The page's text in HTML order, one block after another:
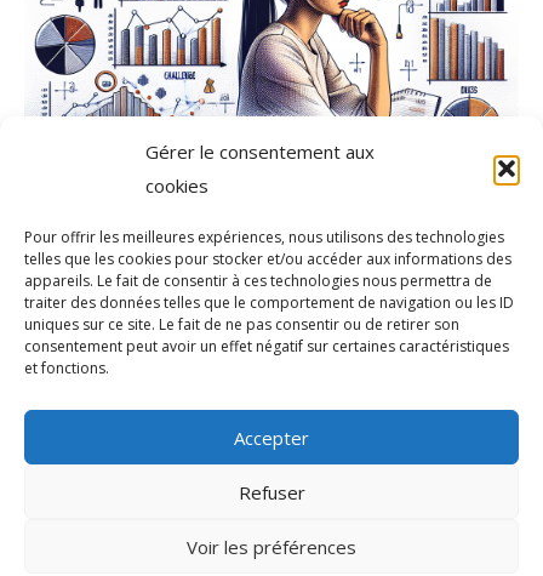
Gérer le consentement aux
cookies
Pour offrir les meilleures expériences, nous utilisons des technologies
telles que les cookies pour stocker et/ou accéder aux informations des
appareils. Le fait de consentir à ces technologies nous permettra de
traiter des données telles que le comportement de navigation ou les ID
uniques sur ce site. Le fait de ne pas consentir ou de retirer son
consentement peut avoir un effet négatif sur certaines caractéristiques
et fonctions.
Accepter
Refuser
Voir les préférences